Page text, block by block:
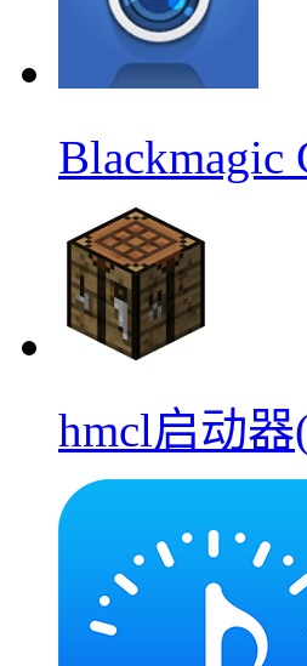
Blackmagic
hmcl启动